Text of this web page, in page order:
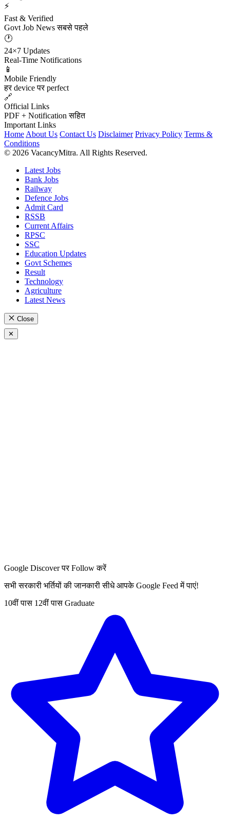
⚡
Fast & Verified
Govt Job News सबसे पहले
🕐
24×7 Updates
Real-Time Notifications
📱
Mobile Friendly
हर device पर perfect
🔗
Official Links
PDF + Notification सहित
Important Links
Home About Us Contact Us Disclaimer Privacy Policy Terms &
Conditions
© 2026 VacancyMitra. All Rights Reserved.
Latest Jobs
Bank Jobs
Railway
Defence Jobs
Admit Card
RSSB
Current Affairs
RPSC
SSC
Education Updates
Govt Schemes
Result
Technology
Agriculture
Latest News
Close
✕
Google Discover पर Follow करें
सभी सरकारी भर्तियों की जानकारी सीधे आपके Google Feed में पाएं!
10वीं पास 12वीं पास Graduate